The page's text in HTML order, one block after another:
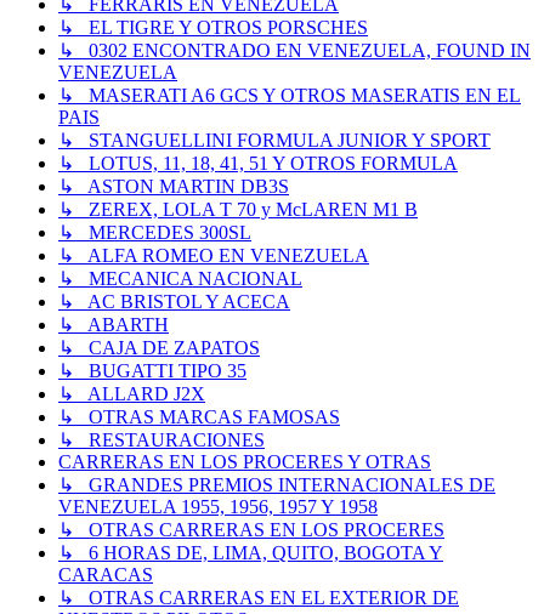
↳ FERRARIS EN VENEZUELA
↳ EL TIGRE Y OTROS PORSCHES
↳ 0302 ENCONTRADO EN VENEZUELA, FOUND IN
VENEZUELA
↳ MASERATI A6 GCS Y OTROS MASERATIS EN EL
PAIS
↳ STANGUELLINI FORMULA JUNIOR Y SPORT
↳ LOTUS, 11, 18, 41, 51 Y OTROS FORMULA
↳ ASTON MARTIN DB3S
↳ ZEREX, LOLA T 70 y McLAREN M1 B
↳ MERCEDES 300SL
↳ ALFA ROMEO EN VENEZUELA
↳ MECANICA NACIONAL
↳ AC BRISTOL Y ACECA
↳ ABARTH
↳ CAJA DE ZAPATOS
↳ BUGATTI TIPO 35
↳ ALLARD J2X
↳ OTRAS MARCAS FAMOSAS
↳ RESTAURACIONES
CARRERAS EN LOS PROCERES Y OTRAS
↳ GRANDES PREMIOS INTERNACIONALES DE
VENEZUELA 1955, 1956, 1957 Y 1958
↳ OTRAS CARRERAS EN LOS PROCERES
↳ 6 HORAS DE, LIMA, QUITO, BOGOTA Y
CARACAS
↳ OTRAS CARRERAS EN EL EXTERIOR DE